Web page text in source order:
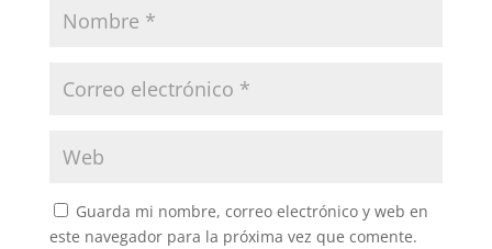
Guarda mi nombre, correo electrónico y web en
este navegador para la próxima vez que comente.